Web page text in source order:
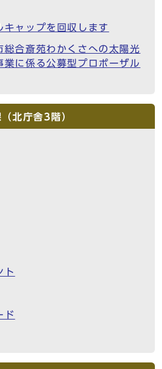
キャップを回収します
総合斎苑わかくさへの太陽光
業に係る公募型プロポーザル
北庁舎3階）
ト
ド